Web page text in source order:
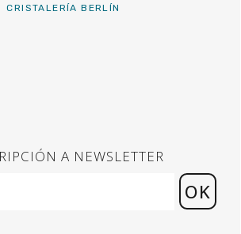
CRISTALERÍA BERLÍN
A NEWSLETTER